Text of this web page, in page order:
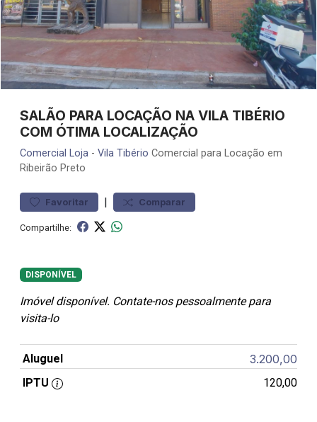
SALÃO PARA LOCAÇÃO NA VILA TIBÉRIO
COM ÓTIMA LOCALIZAÇÃO
Comercial Loja - Vila Tibério Comercial para Locação em
Ribeirão Preto
Favoritar | Comparar
Compartilhe:
DISPONÍVEL
Imóvel disponível. Contate-nos pessoalmente para
visita-lo
Aluguel 3.200,00
IPTU 120,00